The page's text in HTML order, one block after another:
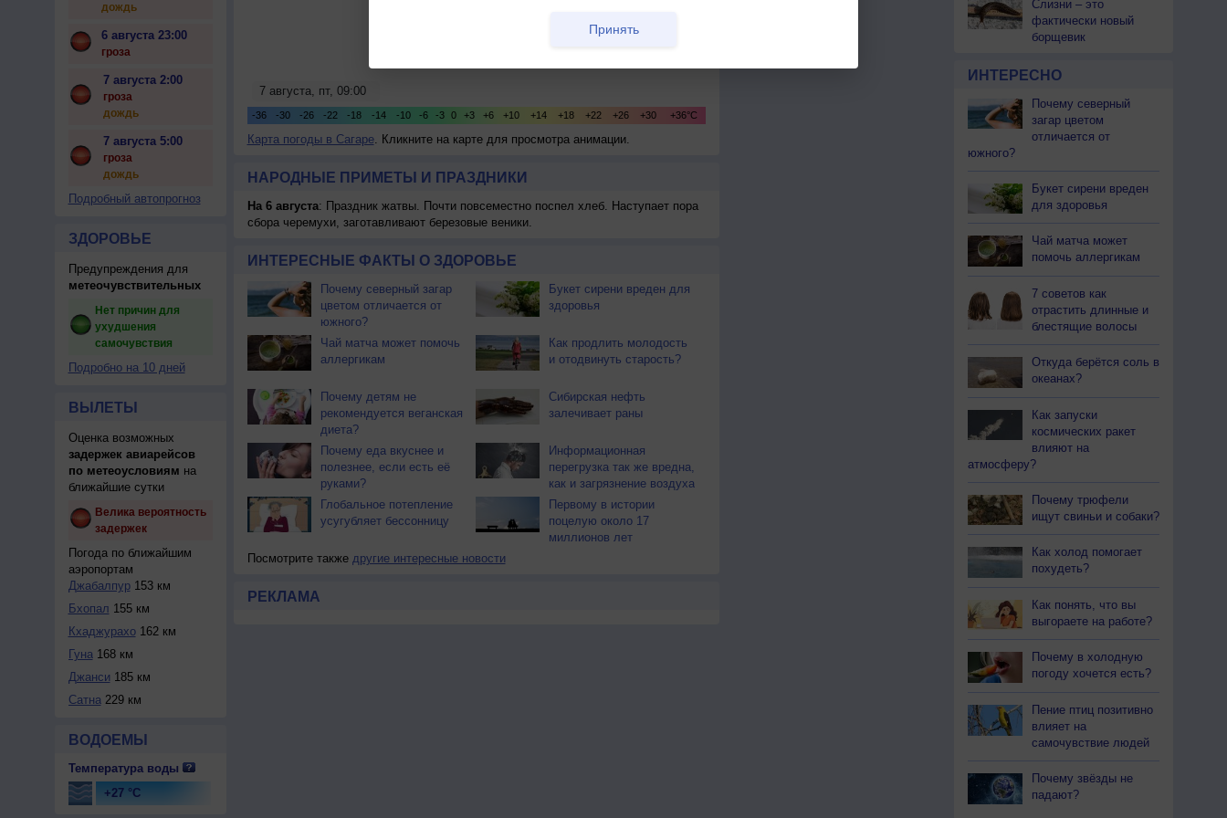
дождь
6 августа 23:00
гроза
7 августа 2:00
гроза
дождь
7 августа 5:00
гроза
дождь
Подробный автопрогноз
ЗДОРОВЬЕ
Предупреждения для
метеочувствительных
Нет причин для
ухудшения
самочувствия
Подробно на 10 дней
ВЫЛЕТЫ
Оценка возможных
задержек авиарейсов
по метеоусловиям на
ближайшие сутки
Велика вероятность
задержек
Погода по ближайшим
аэропортам
Джабалпур153 км
Бхопал 155 км
Кхаджурахо162 км
Гуна168 км
Джанси 185 км
Сатна229 км
ВОДОЕМЫ
Температура воды
+27 °C
Карта погоды в Сагаре. Кликните на карте для просмотра анимации.
НАРОДНЫЕ ПРИМЕТЫ И ПРАЗДНИКИ
На 6 августа: Праздник жатвы. Почти повсеместно поспел хлеб. Наступает пора
сбора черемухи, заготавливают березовые веники.
ИНТЕРЕСНЫЕ ФАКТЫ О ЗДОРОВЬЕ
Почему северный загар
цветом отличается от
южного?
Букет сирени вреден для
здоровья
Чай матча может помочь
аллергикам
Как продлить молодость
и отодвинуть старость?
Почему детям не
рекомендуется веганская
диета?
Сибирская нефть
залечивает раны
Почему еда вкуснее и
полезнее, если есть её
руками?
Информационная
перегрузка так же вредна,
как и загрязнение воздуха
Глобальное потепление
усугубляет бессонницу
Первому в истории
поцелую около 17
миллионов лет
Посмотрите также другие интересные новости
РЕКЛАМА
Слизни – это
фактически новый
борщевик
ИНТЕРЕСНО
Почему северный
загар цветом
отличается от
южного?
Букет сирени вреден
для здоровья
Чай матча может
помочь аллергикам
7 советов как
отрастить длинные и
блестящие волосы
Откуда берётся соль в
океанах?
Как запуски
космических ракет
влияют на
атмосферу?
Почему трюфели
ищут свиньи и собаки?
Как холод помогает
похудеть?
Как понять, что вы
выгораете на работе?
Почему в холодную
погоду хочется есть?
Пение птиц позитивно
влияет на
самочувствие людей
Почему звёзды не
падают?
Принять